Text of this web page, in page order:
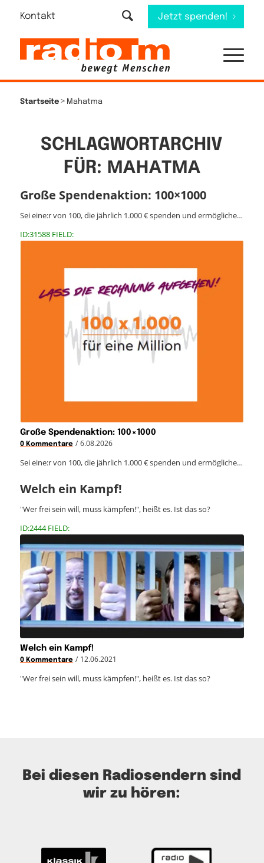
Kontakt Jetzt spenden!
Startseite> Mahatma
SCHLAGWORTARCHIV
FÜR: MAHATMA
Große Spendenaktion: 100×1000
Sei eine:r von 100, die jährlich 1.000 € spenden und ermögliche…
ID:31588 FIELD:
Große Spendenaktion: 100×1000
0 Kommentare / 6.08.2026
Sei eine:r von 100, die jährlich 1.000 € spenden und ermögliche…
Welch ein Kampf!
"Wer frei sein will, muss kämpfen!", heißt es. Ist das so?
ID:2444 FIELD:
Welch ein Kampf!
0 Kommentare / 12.06.2021
"Wer frei sein will, muss kämpfen!", heißt es. Ist das so?
Bei diesen Radiosendern sind
wir zu hören: